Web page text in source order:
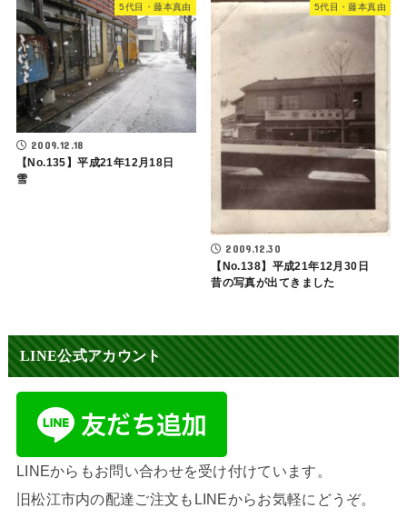
5代目・藤本真由
2009.12.18
【No.135】平成21年12月18日
雪
5代目・藤本真由
2009.12.30
【No.138】平成21年12月30日
昔の写真が出てきました
LINE公式アカウント
LINEからもお問い合わせを受け付けています。
旧松江市内の配達ご注文もLINEからお気軽にどうぞ。